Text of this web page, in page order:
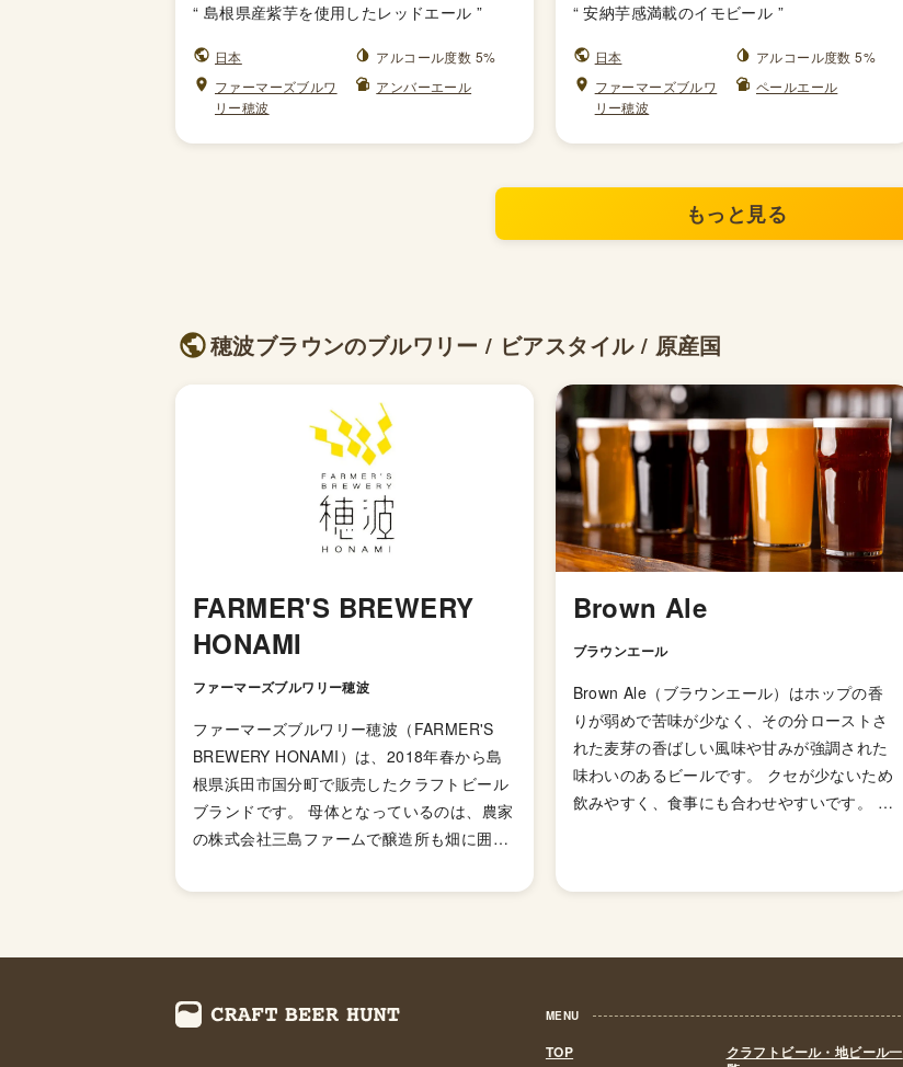
“ 島根県産紫芋を使用したレッドエール ”
日本
アルコール度数 5%
ファーマーズブルワ
リー穂波
アンバーエール
“安納芋感満載のイモビール ”
日本
アルコール度数 5%
ファーマーズブルワ
リー穂波
ペールエール
もっと見る
穂波ブラウンのブルワリー / ビアスタイル / 原産国
FARMER'S BREWERY
HONAMI
ファーマーズブルワリー穂波
ファーマーズブルワリー穂波（FARMER'S
BREWERY HONAMI）は、2018年春から島
根県浜田市国分町で販売したクラフトビール
ブランドです。 母体となっているのは、農家
の株式会社三島ファームで醸造所も畑に囲ま
ある石見麦酒が考案した、小ロット生産に特
で、特に芋を使ったビールが多いです。芋×
ゴールデン、芋×ヴァイツェン、芋×スタウト
Brown Ale
ブラウンエール
Brown Ale（ブラウンエール）はホップの香
りが弱めで苦味が少なく、その分ローストさ
れた麦芽の香ばしい風味や甘みが強調された
味わいのあるビールです。 クセが少ないため
飲みやすく、食事にも合わせやすいです。 同
です。
MENU
TOP
クラフトビール・地ビール一